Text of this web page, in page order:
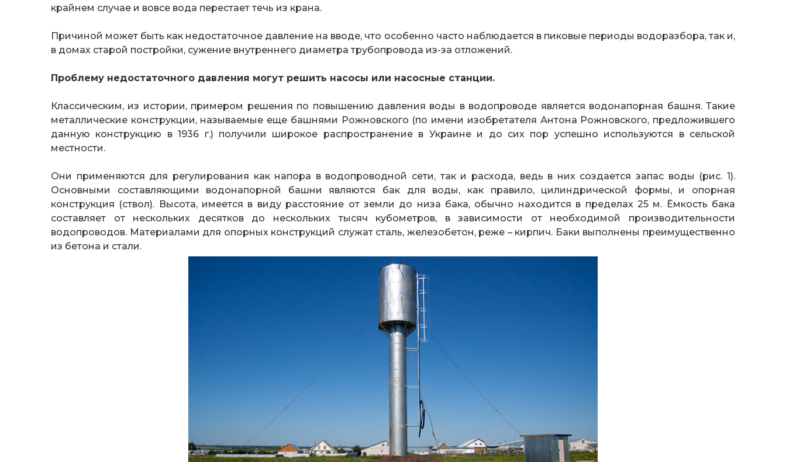
крайнем случае и вовсе вода перестает течь из крана.
Причиной может быть как недостаточное давление на вводе, что особенно часто наблюдается в пиковые периоды водоразбора, так и,
в домах старой постройки, сужение внутреннего диаметра трубопровода из-за отложений.
Проблему недостаточного давления могут решить насосы или насосные станции.
Классическим, из истории, примером решения по повышению давления воды в водопроводе является водонапорная башня. Такие
металлические конструкции, называемые еще башнями Рожновского (по имени изобретателя Антона Рожновского, предложившего
данную конструкцию в 1936 г.) получили широкое распространение в Украине и до сих пор успешно используются в сельской
местности.
Они применяются для регулирования как напора в водопроводной сети, так и расхода, ведь в них создается запас воды (рис. 1).
Основными составляющими водонапорной башни являются бак для воды, как правило, цилиндрической формы, и опорная
конструкция (ствол). Высота, имеется в виду расстояние от земли до низа бака, обычно находится в пределах 25 м. Ёмкость бака
составляет от нескольких десятков до нескольких тысяч кубометров, в зависимости от необходимой производительности
водопроводов. Материалами для опорных конструкций служат сталь, железобетон, реже – кирпич. Баки выполнены преимущественно
из бетона и стали.